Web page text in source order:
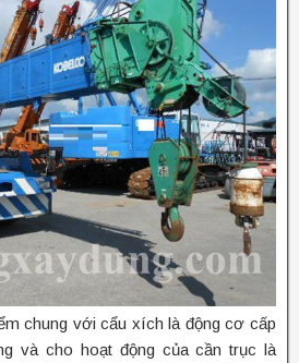
chung với cẩu xích là động cơ cấp
và cho hoạt động của cần trục là